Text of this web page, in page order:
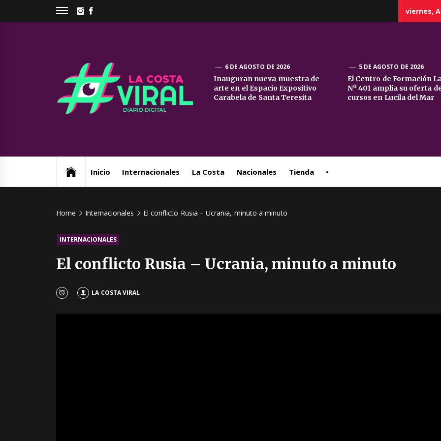
INSTAGRAM
viernes,
La
Costa
6 DE AGOSTO DE 2026
Inauguran nueva muestra de
arte en el Espacio Expositivo
Carabela de Santa Teresita
5 DE AGOSTO DE 2026
El Centro de Formación
Nº 401 amplía su oferta
cursos en Lucila del Mar
Inicio Internacionales La Costa Nacionales Tienda •
Home Internacionales El conflicto Rusia – Ucrania, minuto a minuto
INTERNACIONALES
El conflicto Rusia – Ucrania, minuto a minuto
LA COSTA VIRAL